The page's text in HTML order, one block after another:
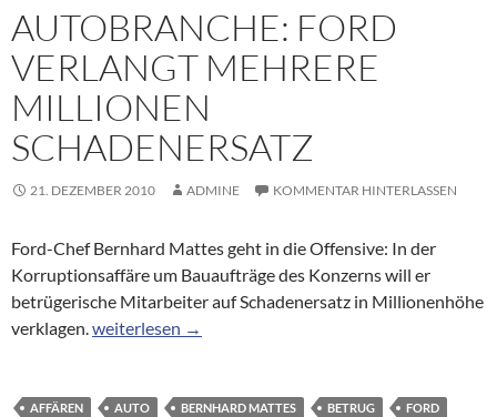
AUTOBRANCHE: FORD
VERLANGT MEHRERE
MILLIONEN
SCHADENERSATZ
21. DEZEMBER 2010 ADMINE KOMMENTAR HINTERLASSEN
Ford-Chef Bernhard Mattes geht in die Offensive: In der
Korruptionsaffäre um Bauaufträge des Konzerns will er
betrügerische Mitarbeiter auf Schadenersatz in Millionenhöhe
verklagen.Autobranche: Ford verlangt mehrere Millionen
weiterlesen →
AFFÄREN AUTO BERNHARD MATTES BETRUG
FORD